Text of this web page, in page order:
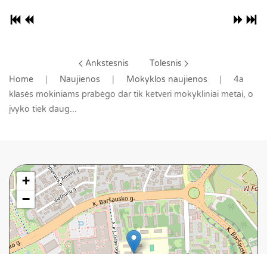
Ankstesnis
Tolesnis
Home
Naujienos Mokyklos naujienos
4a
klasės mokiniams prabėgo dar tik ketveri mokykliniai metai, o
įvyko tiek daug...
+
−